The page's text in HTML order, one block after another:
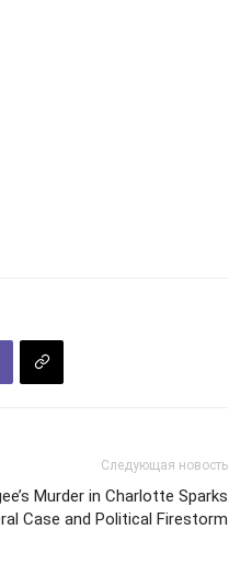
Следующая новость
Murder in Charlotte Sparks
Case and Political Firestorm